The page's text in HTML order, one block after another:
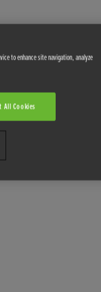
to enhance site navigation, analyze
All Cookies